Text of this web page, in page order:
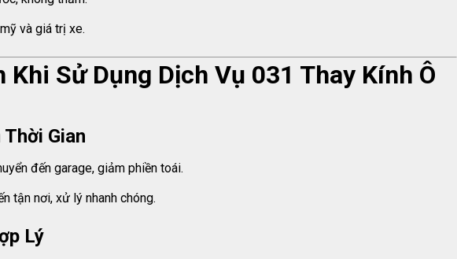
và giá trị xe.
Khi Sử Dụng Dịch Vụ 031 Thay Kính Ô
Gian
đến garage, giảm phiền toái.
tận nơi, xử lý nhanh chóng.
Lý